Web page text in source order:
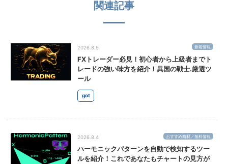
関連記事
2026.8.5 新着情報
FXトレーダー必見！初心者から上級者までト
レードの強い味方を紹介！異国の戦士.厳選ツ
ール
got
2026.8.4 おすすめ商材／無料情報
ハーモニックパターンを自動で検知するツー
ルを紹介！これであなたもチャートの見方が